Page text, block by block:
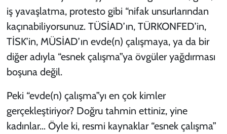
iş yavaşlatma, protesto gibi “nifak unsurlarından
kaçınabiliyorsunuz. TÜSİAD’ın, TÜRKONFED’in,
TİSK’in, MÜSİAD’ın evde(n) çalışmaya, ya da bir
diğer adıyla “esnek çalışma”ya övgüler yağdırması
boşuna değil.
Peki “evde(n) çalışma”yı en çok kimler
gerçekleştiriyor? Doğru tahmin ettiniz, yine
kadınlar… Öyle ki, resmi kaynaklar “esnek çalışma”